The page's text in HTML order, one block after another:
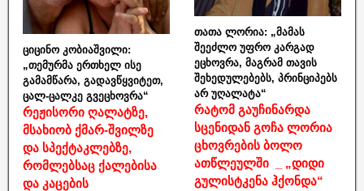
ციცინო კობიაშვილი:
„თემურმა ერთხელ ისე
გამამწარა, გადავწყვიტეთ,
ცალ-ცალკე გვეცხოვრა“
რეჟისორი ღალატზე,
მსახიობ ქმარ-შვილზე
და სპექტაკლებზე,
რომლებსაც ქალებისა
და კაცების
თათა ლორია: „მამას
შეეძლო უფრო კარგად
ეცხოვრა, მაგრამ თავის
შეხედულებებს, პრინციპებს
არ უღალატა“
რატომ გაუჩინარდა
სცენიდან გოჩა ლორია
ცხოვრების ბოლო
ათწლეულში _ „დიდი
გულისტკენა ჰქონდა“